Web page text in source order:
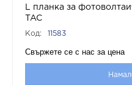
L планка за
TAC
Код: 11583
Свържете се с нас за цена